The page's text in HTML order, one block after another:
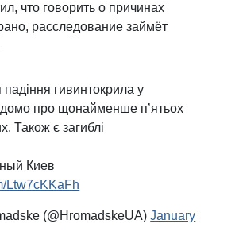
что говорить о причинах
расследование займёт
падіння гивинтокрила у
про щонайменше п’ятьох
Також є загиблі
Киев
Ltw7cKKaFh
(@HromadskeUA)January